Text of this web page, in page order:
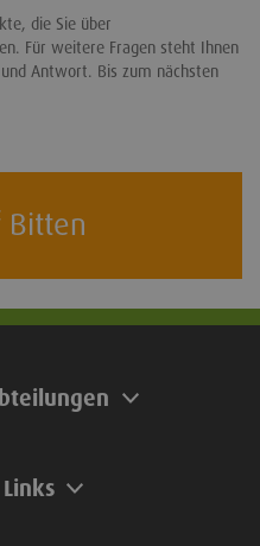
die Sie über
Für weitere Fragen steht Ihnen
Antwort. Bis zum nächsten
Bitten